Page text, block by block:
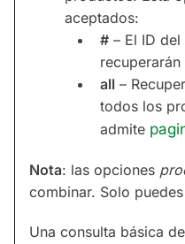
aceptados:
# – El ID
all –
todos los
admite
Nota: las opciones
combinar. Solo
Una consulta básica